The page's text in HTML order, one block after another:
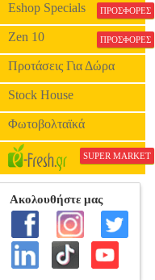
Eshop Specials ΠΡΟΣΦΟΡΕΣ
Zen 10 ΠΡΟΣΦΟΡΕΣ
Προτάσεις Για Δώρα
Stock House
Φωτοβολταϊκά
SUPER MARKET